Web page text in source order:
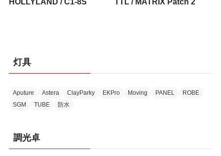
灯具
Aputure Astera ClayParky EKPro Moving PANEL
ROBE
SGM
TUBE 防水
調光卓